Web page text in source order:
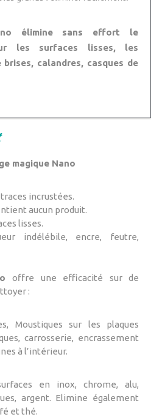
élimine sans effort le
les surfaces lisses, les
calandres, casques de
magique Nano
incrustées.
aucun produit.
lisses.
indélébile, encre, feutre,
offre une efficacité sur de
:
Moustiques sur les plaques
carrosserie, encrassement
à l’intérieur.
en inox, chrome, alu,
argent. Elimine également
et thé.